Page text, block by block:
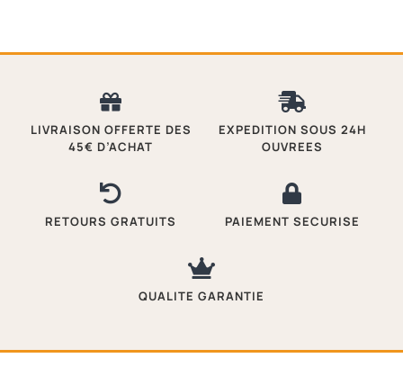
LIVRAISON OFFERTE DES
45€ D’ACHAT
EXPEDITION SOUS 24H
OUVREES
RETOURS GRATUITS PAIEMENT SECURISE
QUALITE GARANTIE